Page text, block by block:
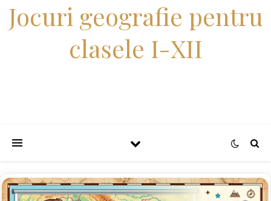
Jocuri geografie pentru
clasele I-XII